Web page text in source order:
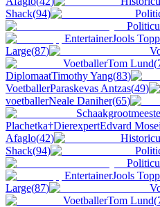
Shack(94)
EntertainerJools Topp
Large(87)
VoetballerTom Lund(
DiplomaatTimothy Yang(83)
VoetballerParaskevas Antzas(49)
voetballerNeale Daniher(65)
Plachetka†DierexpertEdvard
Afaglo(42)
Shack(94)
EntertainerJools Topp
Large(87)
VoetballerTom Lund(